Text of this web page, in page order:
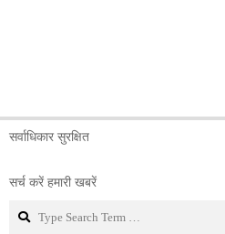
सर्वाधिकार सुरक्षित
सर्च करें हमारी खबरें